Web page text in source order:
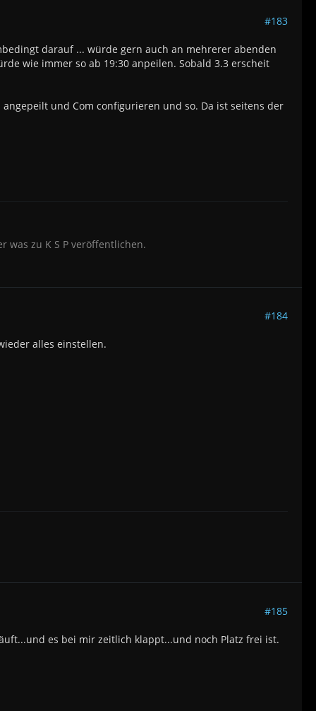
#183
darauf ... würde gern auch an mehrerer abenden
wie immer so ab 19:30 anpeilen. Sobald 3.3 erscheit
und Com configurieren und so. Da ist seitens der
zu K S P veröffentlichen.
#184
alles einstellen.
#185
es bei mir zeitlich klappt...und noch Platz frei ist.